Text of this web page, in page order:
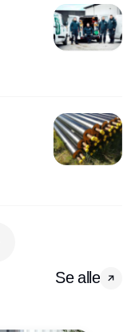
Se alle